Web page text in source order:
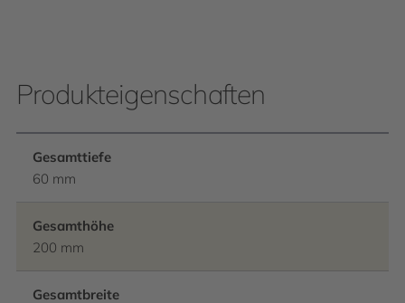
Produkteigenschaften
Gesamttiefe
60 mm
Gesamthöhe
200 mm
Gesamtbreite